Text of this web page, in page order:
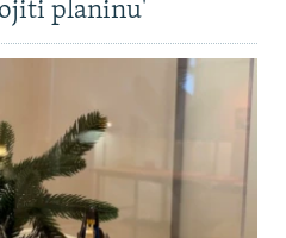
planinu'